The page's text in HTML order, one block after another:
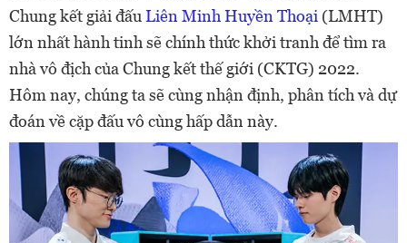
Chung kết giải đấu Liên Minh Huyền Thoại (LMHT)
lớn nhất hành tinh sẽ chính thức khởi tranh để tìm ra
nhà vô địch của Chung kết thế giới (CKTG) 2022.
Hôm nay, chúng ta sẽ cùng nhận định, phân tích và dự
đoán về cặp đấu vô cùng hấp dẫn này.